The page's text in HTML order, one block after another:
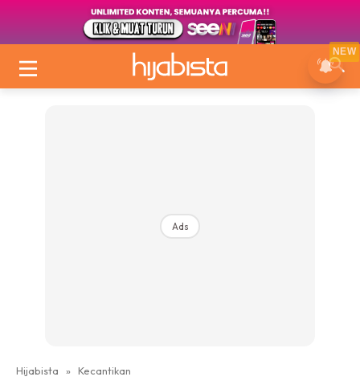
Ads
Hijabista » Kecantikan
NEW